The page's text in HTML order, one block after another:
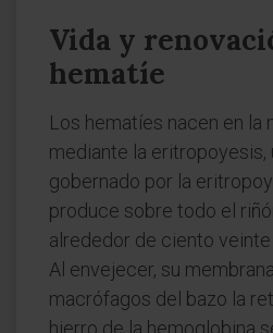
Vida y
hematíe
Los hematíes nacen en la
mediante la eritropoyesis,
gobernado por la
produce sobre todo el
alrededor de ciento
Al envejecer, su
macrófagos del bazo la
hierro de la hemoglobina